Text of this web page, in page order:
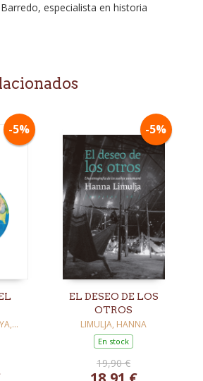
especialista en historia
-5% -5%
EL DESEO DE LOS
OTROS
LIMULJA, HANNA
En stock
19,90 €